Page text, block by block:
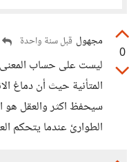
0
مجهول قبل سنة واحدة
ليست على حساب المعنى
المتأنية حيث أن دماغ
سيحفظ اكثر والعقل هو
الطوارئ عندما يتحكم